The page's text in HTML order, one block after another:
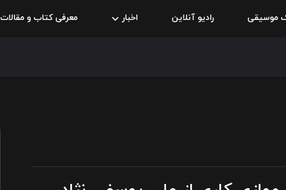
موسیقی رادیو آنلاین اخبار معرفی کتاب و مقالات